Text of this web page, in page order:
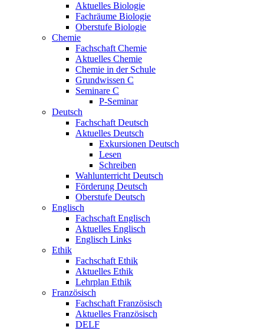
Aktuelles Biologie
Fachräume Biologie
Oberstufe Biologie
Chemie
Fachschaft Chemie
Aktuelles Chemie
Chemie in der Schule
Grundwissen C
Seminare C
P-Seminar
Deutsch
Fachschaft Deutsch
Aktuelles Deutsch
Exkursionen Deutsch
Lesen
Schreiben
Wahlunterricht Deutsch
Förderung Deutsch
Oberstufe Deutsch
Englisch
Fachschaft Englisch
Aktuelles Englisch
Englisch Links
Ethik
Fachschaft Ethik
Aktuelles Ethik
Lehrplan Ethik
Französisch
Fachschaft Französisch
Aktuelles Französisch
DELF